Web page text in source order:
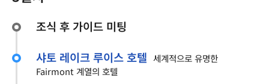
조식 후 가이드 미팅
샤토 레이크 루이스 호텔 세계적으로 유명한
Fairmont 계열의 호텔